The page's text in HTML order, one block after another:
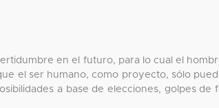
en el futuro, para lo cual el
el ser humano, como proyecto, sólo
a base de elecciones, golpes de